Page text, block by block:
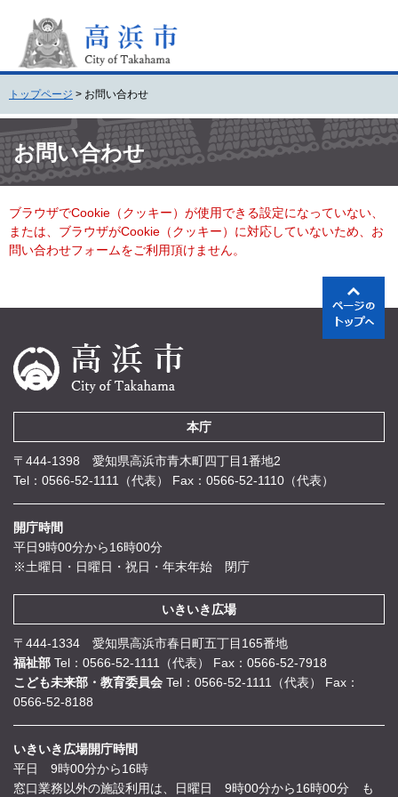
頭
で
す
。
飛
ば
し
て
本
へ
トップページ > お問い合わせ
文 お問い合わせ
ブラウザでCookie（クッキー）が使用できる設定になっていない、
または、ブラウザがCookie（クッキー）に対応していないため、お
問い合わせフォームをご利用頂けません。
本庁
〒444-1398 愛知県高浜市青木町四丁目1番地2
Tel：0566-52-1111（代表）
Fax：0566-52-1110（代表）
開庁時間
平日9時00分から16時00分
※土曜日・日曜日・祝日・年末年始 閉庁
いきいき広場
〒444-1334 愛知県高浜市春日町五丁目165番地
福祉部 Tel：0566-52-1111（代表）
Fax：0566-52-7918
こども未来部・教育委員会 Tel：0566-52-1111（代表）
Fax：
0566-52-8188
いきいき広場開庁時間
平日 9時00分から16時
窓口業務以外の施設利用は、日曜日 9時00分から16時00分 も